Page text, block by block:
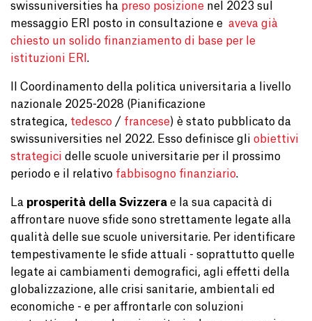
swissuniversities ha preso posizione nel 2023 sul
messaggio ERI posto in consultazione e aveva già
chiesto un solido finanziamento di base per le
istituzioni ERI .
Il Coordinamento della politica universitaria a livello
nazionale 2025-2028 (Pianificazione
strategica, tedesco / francese) è stato pubblicato da
swissuniversities nel 2022. Esso definisce gli obiettivi
strategici delle scuole universitarie per il prossimo
periodo e il relativo fabbisogno finanziario.
La prosperità della Svizzera e la sua capacità di
affrontare nuove sfide sono strettamente legate alla
qualità delle sue scuole universitarie. Per identificare
tempestivamente le sfide attuali - soprattutto quelle
legate ai cambiamenti demografici, agli effetti della
globalizzazione, alle crisi sanitarie, ambientali ed
economiche - e per affrontarle con soluzioni